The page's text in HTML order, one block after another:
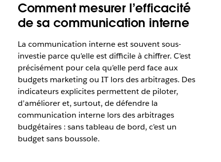
Comment mesurer l’efficacité
de sa communication interne
La communication interne est souvent sous-
investie parce qu’elle est difficile à chiffrer. C’est
précisément pour cela qu’elle perd face aux
budgets marketing ou IT lors des arbitrages. Des
indicateurs explicites permettent de piloter,
d’améliorer et, surtout, de défendre la
communication interne lors des arbitrages
budgétaires : sans tableau de bord, c’est un
budget sans boussole.